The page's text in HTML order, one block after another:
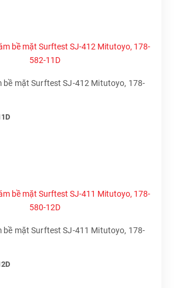
bề mặt Surftest SJ-412 Mitutoyo, 178-
bề mặt Surftest SJ-411 Mitutoyo, 178-